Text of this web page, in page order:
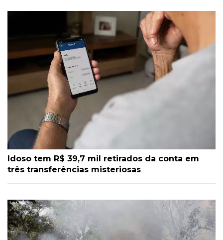
Idoso tem R$ 39,7 mil retirados da conta em
três transferências misteriosas